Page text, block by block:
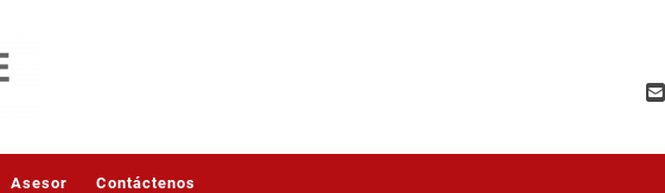
Asesor Contáctenos